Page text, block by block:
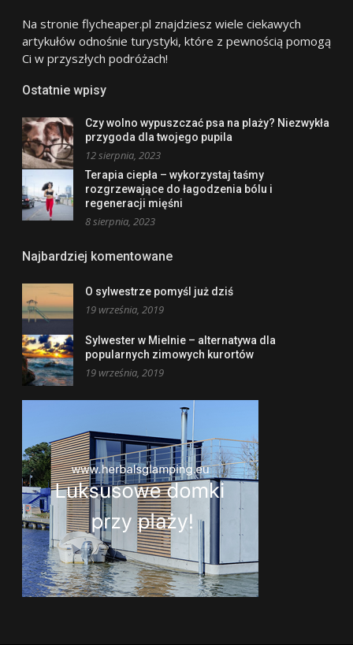
Na stronie flycheaper.pl znajdziesz wiele ciekawych
artykułów odnośnie turystyki, które z pewnością pomogą
Ci w przyszłych podróżach!
Ostatnie wpisy
Czy wolno wypuszczać psa na plaży? Niezwykła
przygoda dla twojego pupila
12 sierpnia, 2023
Terapia ciepła – wykorzystaj taśmy
rozgrzewające do łagodzenia bólu i
regeneracji mięśni
8 sierpnia, 2023
Najbardziej komentowane
O sylwestrze pomyśl już dziś
19 września, 2019
Sylwester w Mielnie – alternatywa dla
popularnych zimowych kurortów
19 września, 2019